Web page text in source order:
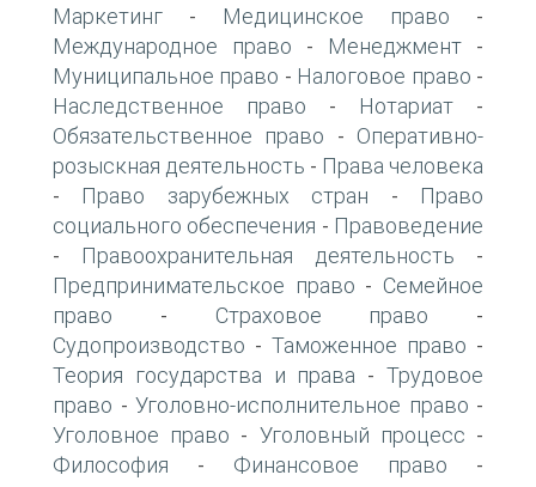
Маркетинг - Медицинское право -
Международное право - Менеджмент -
Муниципальное право - Налоговое право -
Наследственное право - Нотариат -
Обязательственное право - Оперативно-
розыскная деятельность - Права человека
- Право зарубежных стран -
Право
социального обеспечения - Правоведение
- Правоохранительная деятельность -
Предпринимательское право - Семейное
право - Страховое право -
Судопроизводство - Таможенное право -
Теория государства и права -Трудовое
право - Уголовно-исполнительное право -
Уголовное право - Уголовный процесс -
Философия - Финансовое право -